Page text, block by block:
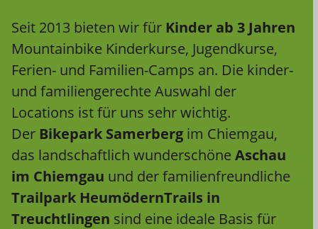
Seit 2013 bieten wir für Kinder ab 3 Jahren
Mountainbike Kinderkurse, Jugendkurse,
Ferien- und Familien-Camps an. Die kinder-
und familiengerechte Auswahl der
Locations ist für uns sehr wichtig.
Der Bikepark Samerberg im Chiemgau,
das landschaftlich wunderschöne Aschau
im Chiemgau und der familienfreundliche
Trailpark HeumödernTrails in
Treuchtlingen sind eine ideale Basis für